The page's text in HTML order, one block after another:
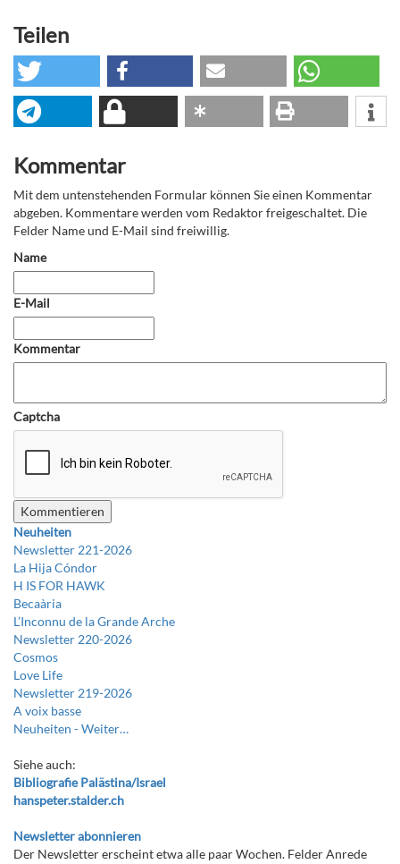
Teilen
Kommentar
Mit dem untenstehenden Formular können Sie einen Kommentar
abgeben. Kommentare werden vom Redaktor freigeschaltet. Die
Felder Name und E-Mail sind freiwillig.
Name
E-Mail
Kommentar
Captcha
Neuheiten
Newsletter 221-2026
La Hija Cóndor
H IS FOR HAWK
Becaària
L’Inconnu de la Grande Arche
Newsletter 220-2026
Cosmos
Love Life
Newsletter 219-2026
A voix basse
Neuheiten -Weiter…
Siehe auch:
Bibliografie Palästina/Israel
hanspeter.stalder.ch
Newsletter abonnieren
Der Newsletter erscheint etwa alle paar Wochen. Felder Anrede